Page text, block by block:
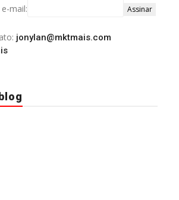
mail:
jonylan@mktmais.com